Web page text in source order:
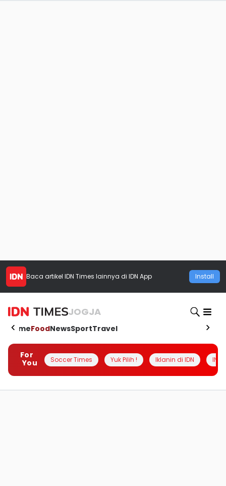
Baca artikel IDN Times lainnya di IDN App Install
JOGJA
HomeFoodNewsSportTravel
For
You
Soccer Times Yuk Pilih ! Iklanin di IDN